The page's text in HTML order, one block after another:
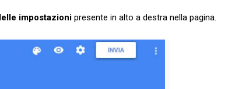
impostazioni presente in alto a destra nella pagina.